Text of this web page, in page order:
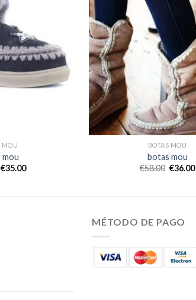
MOU
€35.00
BOTAS MOU
botas mou
€58.00 €36.00
MÉTODO DE PAGO